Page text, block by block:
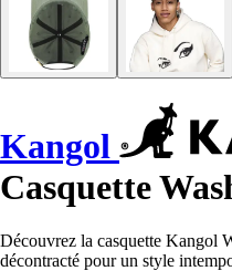
Kangol
Casquette
Découvrez la casquette Kangol
décontracté pour un style